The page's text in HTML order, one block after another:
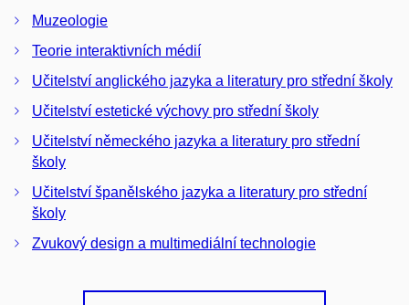
Muzeologie
Teorie interaktivních médií
Učitelství anglického jazyka a literatury pro střední školy
Učitelství estetické výchovy pro střední školy
Učitelství německého jazyka a literatury pro střední
školy
Učitelství španělského jazyka a literatury pro střední
školy
Zvukový design a multimediální technologie